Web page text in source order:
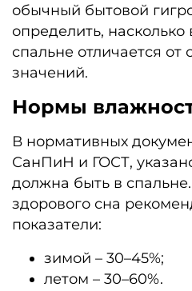
обычный бытовой
определить, насколько
спальне отличается от
значений.
Нормы
В нормативных
СанПиН и ГОСТ,
должна быть в
здорового сна
показатели:
зимой – 30–45%;
летом – 30–60%.